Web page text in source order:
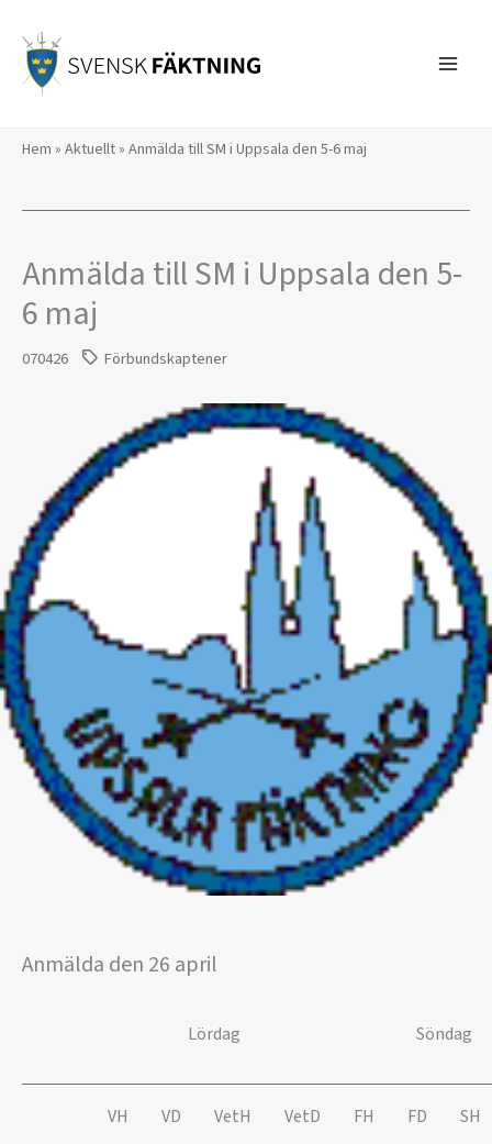
innehåll
Hem » Aktuellt» Anmälda till SM i Uppsala den 5-6 maj
Anmälda till SM i Uppsala den 5-
6 maj
070426 Förbundskaptener
Anmälda den 26 april
Lördag Söndag
VH VD VetH VetD FH FD SH